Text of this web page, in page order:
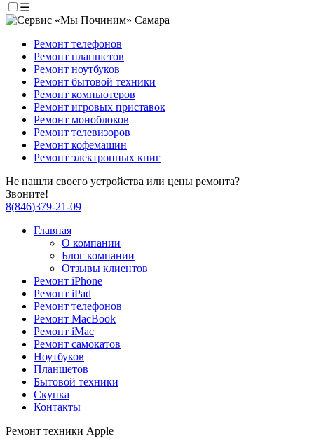
☰
Ремонт телефонов
Ремонт планшетов
Ремонт ноутбуков
Ремонт бытовой техники
Ремонт компьютеров
Ремонт игровых приставок
Ремонт моноблоков
Ремонт телевизоров
Ремонт кофемашин
Ремонт электронных книг
Не нашли своего устройства или цены ремонта?
Звоните!
8(846)379-21-09
Главная
О компании
Блог компании
Отзывы клиентов
Ремонт iPhone
Ремонт iPad
Ремонт телефонов
Ремонт MacBook
Ремонт iMac
Ремонт самокатов
Ноутбуков
Планшетов
Бытовой техники
Скупка
Контакты
Ремонт техники Apple